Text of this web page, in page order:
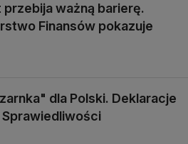
ważną barierę.
Finansów pokazuje
dla Polski. Deklaracje
Sprawiedliwości